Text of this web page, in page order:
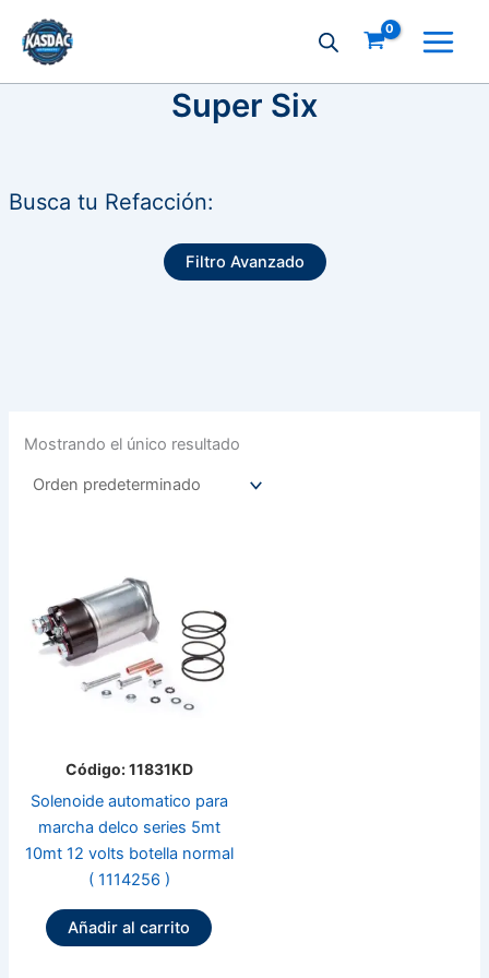
contenido
Super Six
Busca tu Refacción:
Filtro Avanzado
Mostrando el único resultado
Código: 11831KD
Solenoide automatico para
marcha delco series 5mt
10mt 12 volts botella normal
( 1114256 )
Añadir al carrito